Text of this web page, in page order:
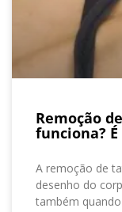
Remoção
funciona?
A remoção de
desenho do
também